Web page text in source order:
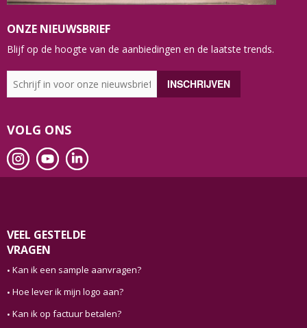
ONZE NIEUWSBRIEF
Blijf op de hoogte van de aanbiedingen en de laatste trends.
VOLG ONS
VEEL GESTELDE
VRAGEN
Kan ik een sample aanvragen?
Hoe lever ik mijn logo aan?
Kan ik op factuur betalen?